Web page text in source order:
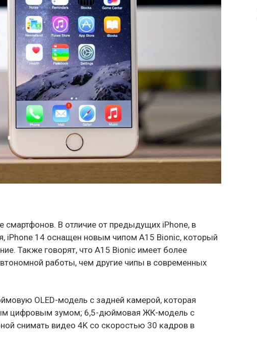
В отличие от предыдущих iPhone, в
iPhone 14 оснащен новым чипом A15 Bionic, который
Также говорят, что A15 Bionic имеет более
работы, чем другие чипы в современных
OLED-модель с задней камерой, которая
цифровым зумом; 6,5-дюймовая ЖК-модель с
снимать видео 4K со скоростью 30 кадров в